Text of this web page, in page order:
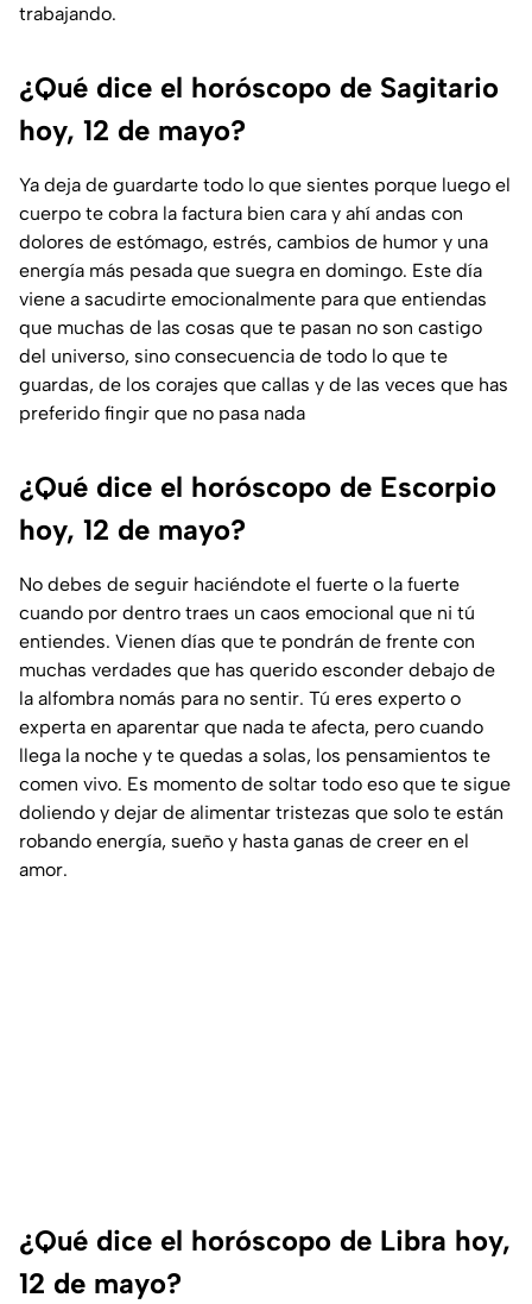
trabajando.
¿Qué dice el horóscopo de Sagitario
hoy, 12 de mayo?
Ya deja de guardarte todo lo que sientes porque luego el
cuerpo te cobra la factura bien cara y ahí andas con
dolores de estómago, estrés, cambios de humor y una
energía más pesada que suegra en domingo. Este día
viene a sacudirte emocionalmente para que entiendas
que muchas de las cosas que te pasan no son castigo
del universo, sino consecuencia de todo lo que te
guardas, de los corajes que callas y de las veces que has
preferido fingir que no pasa nada
¿Qué dice el horóscopo de Escorpio
hoy, 12 de mayo?
No debes de seguir haciéndote el fuerte o la fuerte
cuando por dentro traes un caos emocional que ni tú
entiendes. Vienen días que te pondrán de frente con
muchas verdades que has querido esconder debajo de
la alfombra nomás para no sentir. Tú eres experto o
experta en aparentar que nada te afecta, pero cuando
llega la noche y te quedas a solas, los pensamientos te
comen vivo. Es momento de soltar todo eso que te sigue
doliendo y dejar de alimentar tristezas que solo te están
robando energía, sueño y hasta ganas de creer en el
amor.
¿Qué dice el horóscopo de Libra hoy,
12 de mayo?